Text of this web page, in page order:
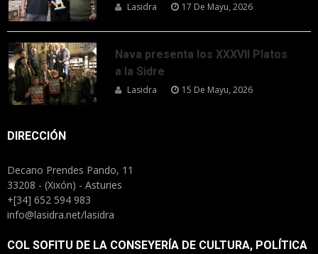
Lasidra 17 De Mayu, 2026
Nava presenta los XXXVII Platos
a la Sidre
Lasidra 15 De Mayu, 2026
DIRECCIÓN
Decano Prendes Pando, 11
33208 - (Xixón) - Asturies
+[34] 652 594 983
info@lasidra.net/lasidra
COL SOFITU DE LA CONSEYERÍA DE CULTURA, POLÍTICA